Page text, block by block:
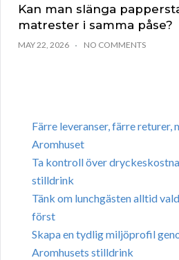
Kan man slänga
matrester i samma påse?
MAY 22, 2026 NO COMMENTS
Färre leveranser, färre
Aromhuset
Ta kontroll över
stilldrink
Tänk om lunchgästen alltid
först
Skapa en tydlig miljöprofil
Aromhusets stilldrink